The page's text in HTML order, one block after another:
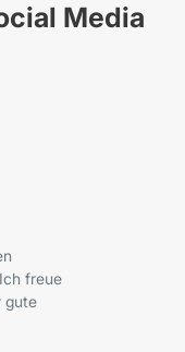
Media
freue
gute